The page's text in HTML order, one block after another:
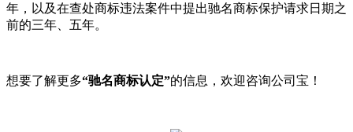
年，以及在查处商标违法案件中提出驰名商标保护请求日期之
前的三年、五年。
想要了解更多“驰名商标认定”的信息，欢迎咨询公司宝！